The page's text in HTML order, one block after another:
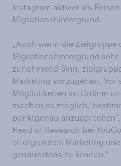
Instagram aktiver als
Migrationshintergrund.
„Auch wenn die Zielgruppe
Migrationshintergrund
zunehmend Sinn,
Marketing vorzugehen. Vor
Möglichkeiten im Online-
machen es möglich,
punktgenau
Head of Research bei
erfolgreiches Marketing
genauestens zu kennen.“